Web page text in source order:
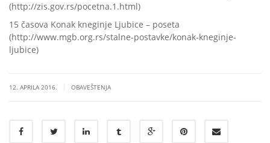
(http://zis.gov.rs/pocetna.1.html)
15 časova Konak kneginje Ljubice – poseta
(http://www.mgb.org.rs/stalne-postavke/konak-kneginje-
ljubice)
12. APRILA 2016. OBAVEŠTENJA